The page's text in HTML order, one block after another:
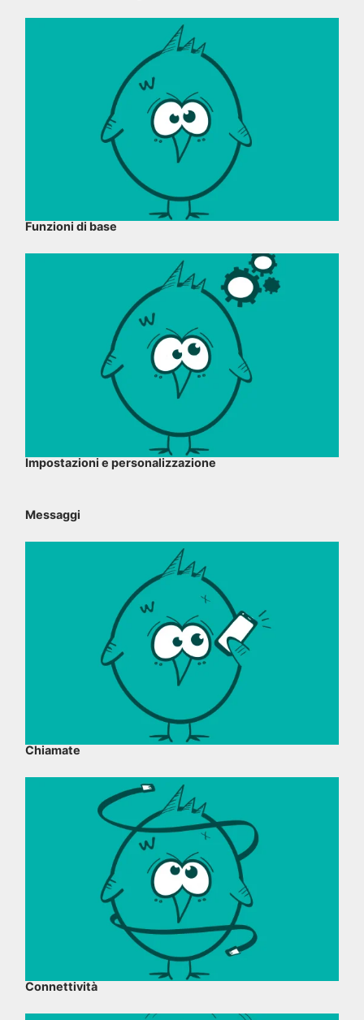
Funzioni di base
Impostazioni e personalizzazione
Messaggi
Chiamate
Connettività